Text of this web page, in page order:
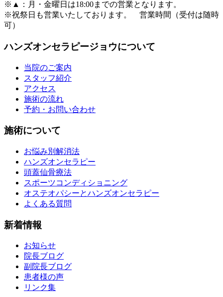
※ ▲
：月・金曜日は18:00までの営業となります。
※祝祭日も営業いたしております。 営業時間（受付は随時
可）
ハンズオンセラピージョウについて
当院のご案内
スタッフ紹介
アクセス
施術の流れ
予約・お問い合わせ
施術について
お悩み別解消法
ハンズオンセラピー
頭蓋仙骨療法
スポーツコンディショニング
オステオパシーとハンズオンセラピー
よくある質問
新着情報
お知らせ
院長ブログ
副院長ブログ
患者様の声
リンク集